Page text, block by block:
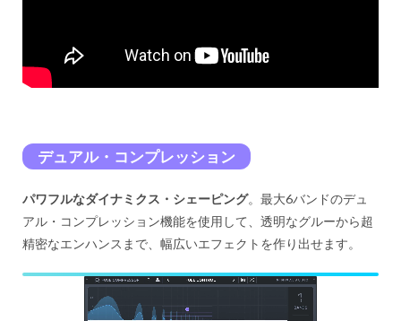
デュアル・コンプレッション
パワフルなダイナミクス・シェーピング。最大6バンドのデュ
アル・コンプレッション機能を使用して、透明なグルーから超
精密なエンハンスまで、幅広いエフェクトを作り出せます。